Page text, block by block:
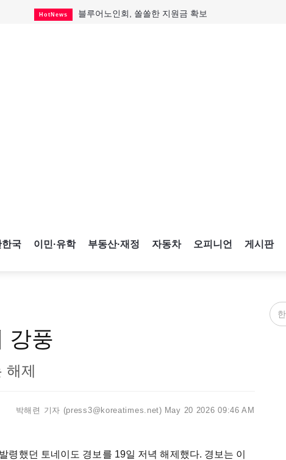
HotNews 블루어노인회, 쏠쏠한 지원금 확보
한국 이민·유학 부동산·재정 자동차 오피니언 게시판
강풍
제
박해련 기자 (press3@koreatimes.net) May 20 2026 09:46 AM
령했던 토네이도 경보를 19일 저녁 해제했다. 경보는 이